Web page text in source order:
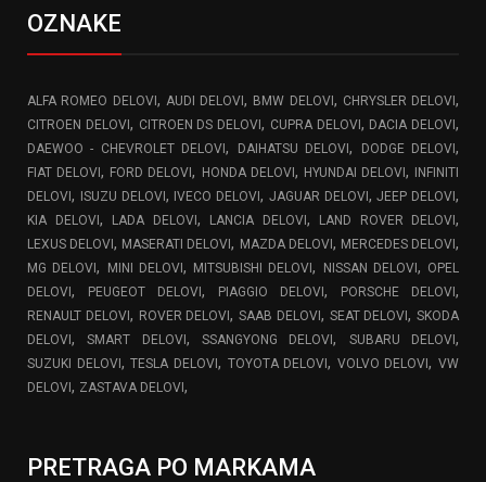
OZNAKE
ALFA ROMEO DELOVI, AUDI DELOVI, BMW DELOVI, CHRYSLER DELOVI,
CITROEN DELOVI, CITROEN DS DELOVI, CUPRA DELOVI, DACIA DELOVI,
DAEWOO - CHEVROLET DELOVI, DAIHATSU DELOVI, DODGE DELOVI,
FIAT DELOVI, FORD DELOVI, HONDA DELOVI, HYUNDAI DELOVI, INFINITI
DELOVI, ISUZU DELOVI, IVECO DELOVI, JAGUAR DELOVI,JEEP DELOVI,
KIA DELOVI, LADA DELOVI, LANCIA DELOVI, LAND ROVER DELOVI,
LEXUS DELOVI, MASERATI DELOVI, MAZDA DELOVI, MERCEDES DELOVI,
MG DELOVI, MINI DELOVI, MITSUBISHI DELOVI, NISSAN DELOVI, OPEL
DELOVI, PEUGEOT DELOVI, PIAGGIO DELOVI, PORSCHE DELOVI,
RENAULT DELOVI, ROVER DELOVI, SAAB DELOVI, SEAT DELOVI, SKODA
DELOVI,SMART DELOVI,SSANGYONG DELOVI, SUBARU DELOVI,
SUZUKI DELOVI,TESLA DELOVI, TOYOTA DELOVI, VOLVO DELOVI, VW
DELOVI, ZASTAVA DELOVI,
PRETRAGA PO MARKAMA